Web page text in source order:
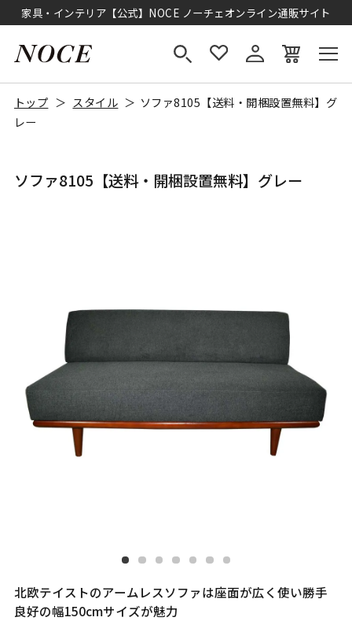
家具・インテリア【公式】NOCE ノーチェオンライン通販サイト
トップ スタイル
ソファ8105【送料・開梱設置無料】グ
レー
ソファ8105【送料・開梱設置無料】グレー
北欧テイストのアームレスソファは座面が広く使い勝手
良好の幅150cmサイズが魅力